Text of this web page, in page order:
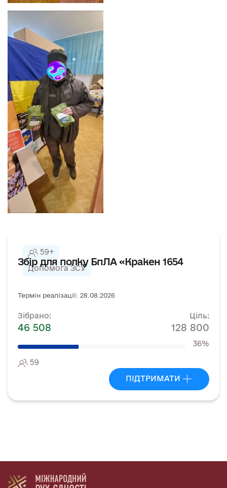
59+
Допомога ЗСУ
Збір для полку БпЛА «Кракен 1654
Термін реалізації: 28.08.2026
Зібрано:
46 508
Ціль:
128 800
36%
59
ПІДТРИМАТИ